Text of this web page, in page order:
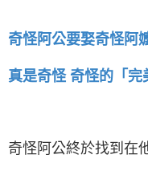
奇怪阿公要娶奇怪阿
真是奇怪 奇怪的「完
奇怪阿公終於找到在